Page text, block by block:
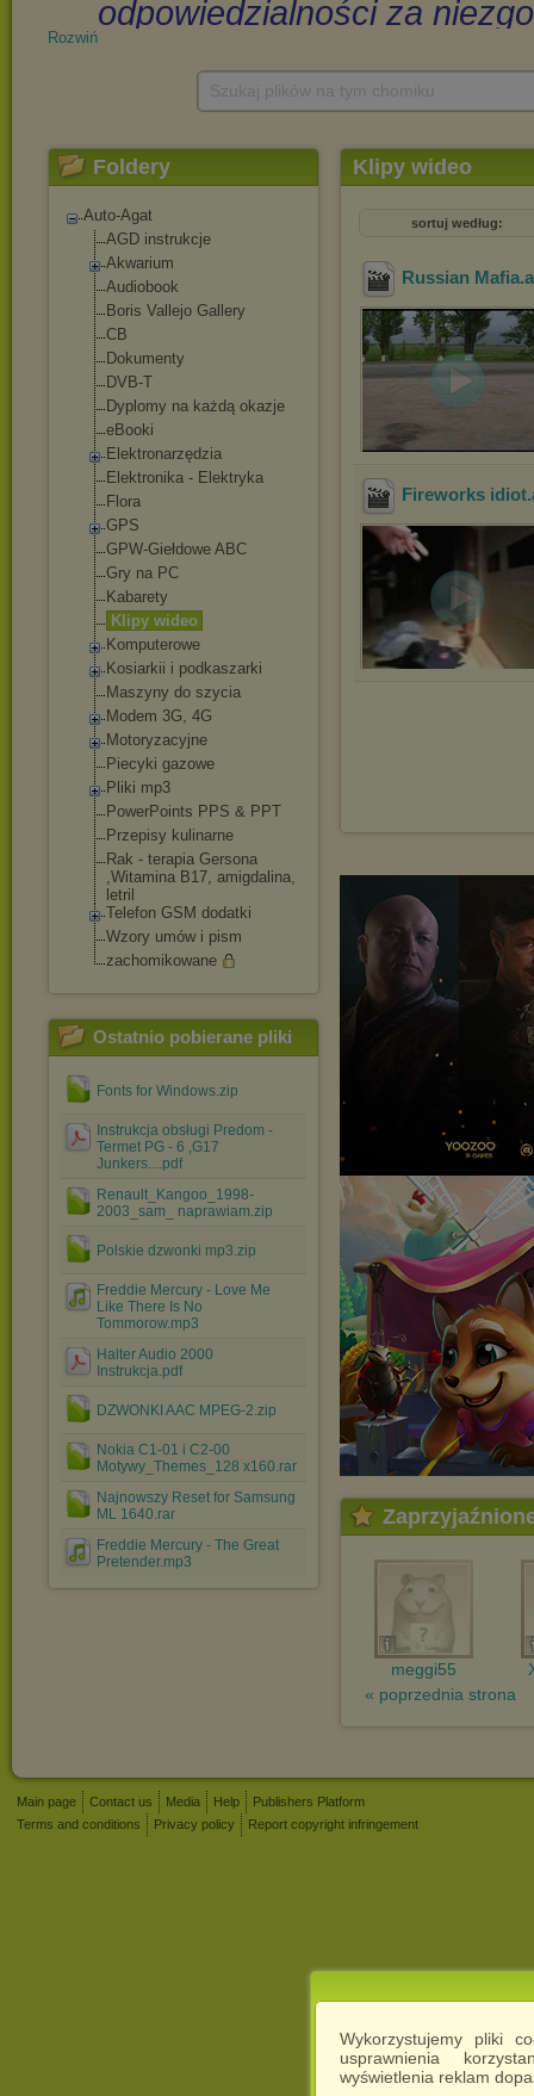
Wykorzystujemy pliki
usprawnienia
wyświetlenia reklam
Rozwiń
Foldery
Auto-Agat
AGD instrukcje
Akwarium
Audiobook
Boris Vallejo Gallery
CB
Dokumenty
DVB-T
Dyplomy na każdą okazje
eBooki
Elektronarzędzia
Elektronika - Elektryka
Flora
GPS
GPW-Giełdowe ABC
Gry na PC
Kabarety
Klipy wideo
Komputerowe
Kosiarkii i podkaszarki
Maszyny do szycia
Modem 3G, 4G
Motoryzacyjne
Piecyki gazowe
Pliki mp3
PowerPoints PPS & PPT
Przepisy kulinarne
Rak - terapia Gersona
,Witamina B17, amigdalina,
letril
Telefon GSM dodatki
Wzory umów i pism
zachomikowane
Ostatnio pobierane pliki
Fonts for Windows.zip
Instrukcja obsługi Predom -
Termet PG - 6 ,G17
Junkers....pdf
Renault_Kangoo_1998-
2003_sam_ naprawiam.zip
Polskie dzwonki mp3.zip
Freddie Mercury - Love Me
Like There Is No
Tommorow.mp3
Halter Audio 2000
Instrukcja.pdf
DZWONKI AAC MPEG-2.zip
Nokia C1-01 i C2-00
Motywy_Themes_128 x160.rar
Najnowszy Reset for Samsung
ML 1640.rar
Freddie Mercury - The Great
Pretender.mp3
Klipy wideo
sortuj według:
Russian Mafia
Fireworks idiot
meggi55
« poprzednia strona
Main page Contact us Media Help
Publishers Platform
Terms and conditions
Privacy policy Report copyright infringement